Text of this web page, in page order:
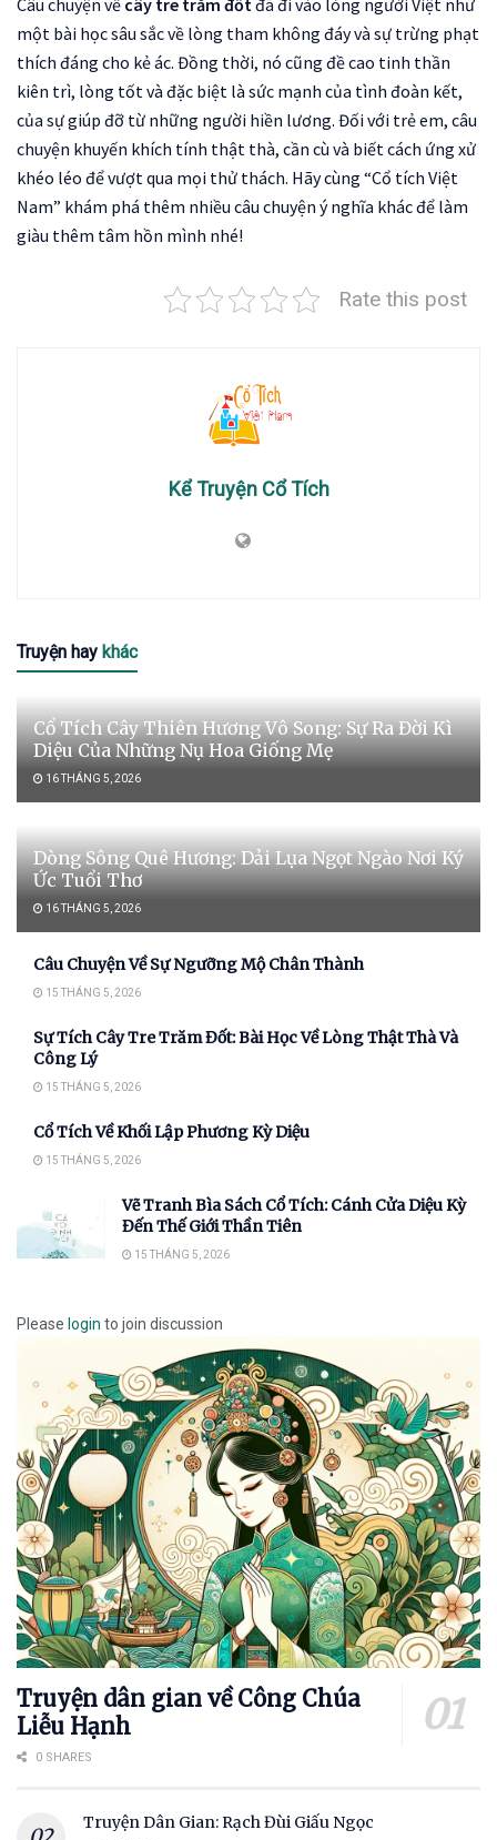
Câu chuyện về cây tre trăm đốtđã đi vào lòng người Việt như
một bài học sâu sắc về lòng tham không đáy và sự trừng phạt
thích đáng cho kẻ ác. Đồng thời, nó cũng đề cao tinh thần
kiên trì, lòng tốt và đặc biệt là sức mạnh của tình đoàn kết,
của sự giúp đỡ từ những người hiền lương. Đối với trẻ em, câu
chuyện khuyến khích tính thật thà, cần cù và biết cách ứng xử
khéo léo để vượt qua mọi thử thách. Hãy cùng “Cổ tích Việt
Nam” khám phá thêm nhiều câu chuyện ý nghĩa khác để làm
giàu thêm tâm hồn mình nhé!
Rate this post
Kể Truyện Cổ Tích
Truyện hay khác
Cổ Tích Cây Thiên Hương Vô Song: Sự Ra Đời Kì
Diệu Của Những Nụ Hoa Giống Mẹ
16 THÁNG 5, 2026
Dòng Sông Quê Hương: Dải Lụa Ngọt Ngào Nơi Ký
Ức Tuổi Thơ
16 THÁNG 5, 2026
Câu Chuyện Về Sự Ngưỡng Mộ Chân Thành
15 THÁNG 5, 2026
Sự Tích Cây Tre Trăm Đốt: Bài Học Về Lòng Thật Thà Và
Công Lý
15 THÁNG 5, 2026
Cổ Tích Về Khối Lập Phương Kỳ Diệu
15 THÁNG 5, 2026
Vẽ Tranh Bìa Sách Cổ Tích: Cánh Cửa Diệu Kỳ
Đến Thế Giới Thần Tiên
15 THÁNG 5, 2026
Please login to join discussion
Truyện dân gian về Công Chúa
Liễu Hạnh
0 SHARES
Truyện Dân Gian: Rạch Đùi Giấu Ngọc